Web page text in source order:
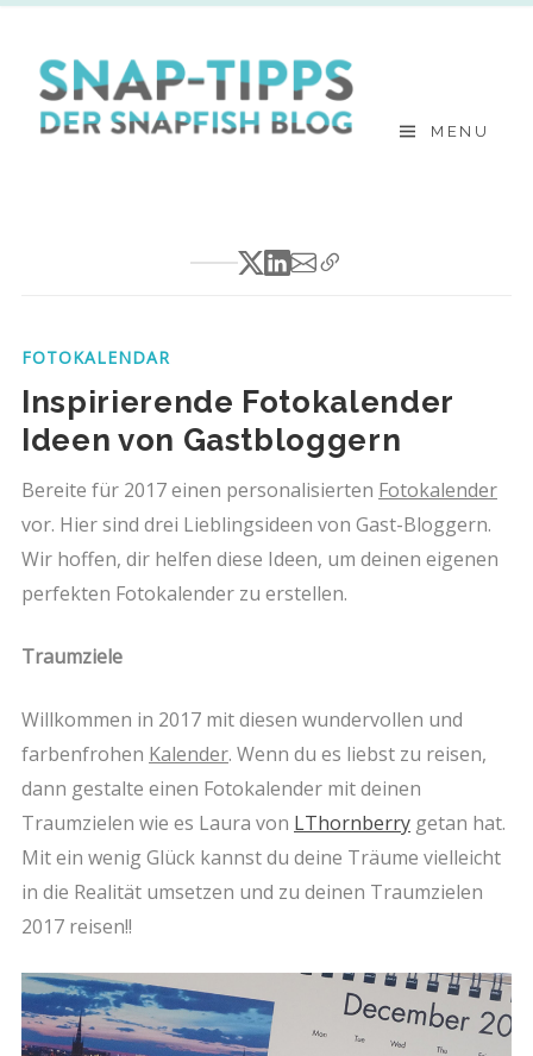
content
MENU
FOTOKALENDAR
Inspirierende Fotokalender
Ideen von Gastbloggern
Bereite für 2017 einen personalisierten Fotokalender
vor. Hier sind drei Lieblingsideen von Gast-Bloggern.
Wir hoffen, dir helfen diese Ideen, um deinen eigenen
perfekten Fotokalender zu erstellen.
Traumziele
Willkommen in 2017 mit diesen wundervollen und
farbenfrohen Kalender. Wenn du es liebst zu reisen,
dann gestalte einen Fotokalender mit deinen
Traumzielen wie es Laura von LThornberry getan hat.
Mit ein wenig Glück kannst du deine Träume vielleicht
in die Realität umsetzen und zu deinen Traumzielen
2017 reisen!!